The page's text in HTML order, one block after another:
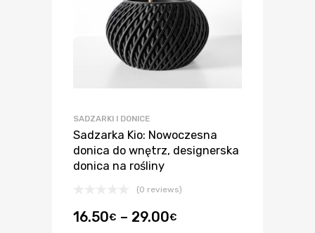
SADZARKI I DONICE
Sadzarka Kio: Nowoczesna
donica do wnętrz, designerska
donica na rośliny
(0 reviews)
16.50€ – 29.00€